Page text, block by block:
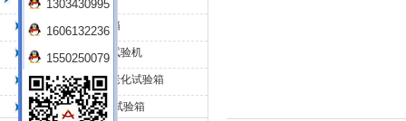
北京中科环试仪器有限公司
QL-100臭氧老化箱
QL-225臭氧老化试验机
QL-500动态臭氧老化试验箱
QL-0*型臭氧老化试验箱
1303430995
1606132236
1550250079